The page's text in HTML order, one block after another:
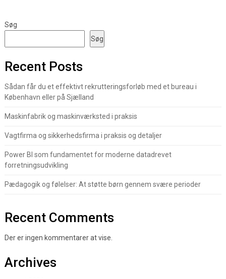
Søg
Søg
Recent Posts
Sådan får du et effektivt rekrutteringsforløb med et bureau i
København eller på Sjælland
Maskinfabrik og maskinværksted i praksis
Vagtfirma og sikkerhedsfirma i praksis og detaljer
Power BI som fundamentet for moderne datadrevet
forretningsudvikling
Pædagogik og følelser: At støtte børn gennem svære perioder
Recent Comments
Der er ingen kommentarer at vise.
Archives